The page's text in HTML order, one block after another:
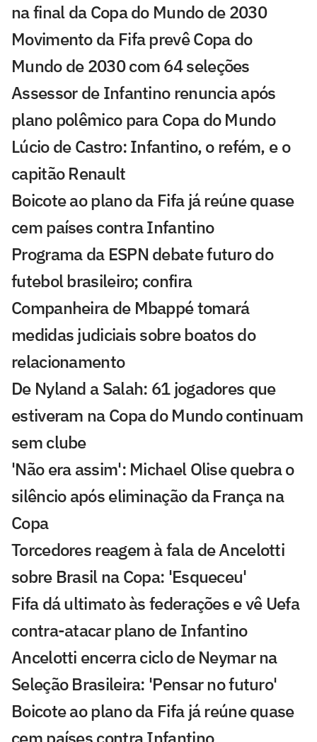
na final da Copa do Mundo de 2030
Movimento da Fifa prevê Copa do
Mundo de 2030 com 64 seleções
Assessor de Infantino renuncia após
plano polêmico para Copa do Mundo
Lúcio de Castro: Infantino, o refém, e o
capitão Renault
Boicote ao plano da Fifa já reúne quase
cem países contra Infantino
Programa da ESPN debate futuro do
futebol brasileiro; confira
Companheira de Mbappé tomará
medidas judiciais sobre boatos do
relacionamento
De Nyland a Salah: 61 jogadores que
estiveram na Copa do Mundo continuam
sem clube
'Não era assim': Michael Olise quebra o
silêncio após eliminação da França na
Copa
Torcedores reagem à fala de Ancelotti
sobre Brasil na Copa: 'Esqueceu'
Fifa dá ultimato às federações e vê Uefa
contra-atacar plano de Infantino
Ancelotti encerra ciclo de Neymar na
Seleção Brasileira: 'Pensar no futuro'
Boicote ao plano da Fifa já reúne quase